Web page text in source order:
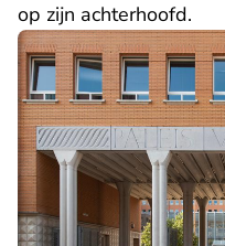
op zijn achterhoofd.